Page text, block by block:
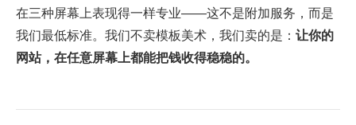
在三种屏幕上表现得一样专业——这不是附加服务，而是
我们最低标准。我们不卖模板美术，我们卖的是： 让你的
网站，在任意屏幕上都能把钱收得稳稳的。